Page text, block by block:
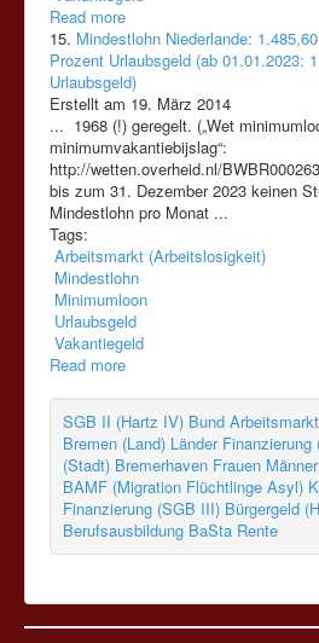
Read more
15. Mindestlohn Niederlande:
Prozent Urlaubsgeld (ab 01.01.2023:
Urlaubsgeld)
Erstellt am 19. März 2014
... 1968 (!) geregelt. („Wet
minimumvakantiebijslag“:
http://wetten.overheid.nl/
bis zum 31. Dezember 2023 keinen
Mindestlohn pro Monat ...
Tags:
Arbeitsmarkt (Arbeitslosigkeit)
Mindestlohn
Minimumloon
Urlaubsgeld
Vakantiegeld
Read more
SGB II (Hartz IV) Bund
Bremen (Land) Länder Finanzierung
(Stadt) Bremerhaven Frauen Männer
BAMF (Migration Flüchtlinge Asyl)
Finanzierung (SGB III) Bürgergeld
Berufsausbildung BaSta Rente